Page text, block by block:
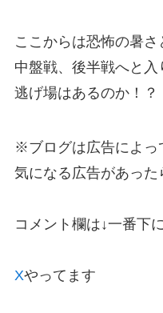
ここからは恐怖の暑さ
中盤戦、後半戦へと入
逃げ場はあるのか！？
※ブログは広告によっ
気になる広告があった
コメント欄は↓一番下
Xやってます